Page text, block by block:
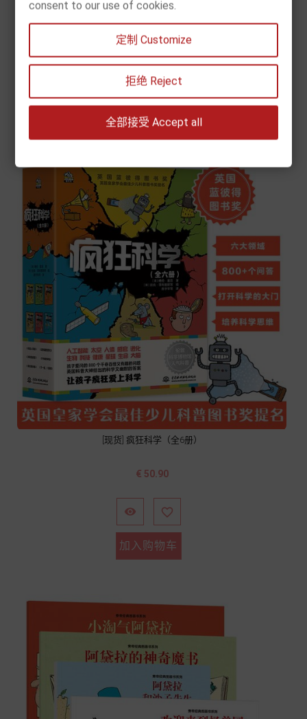
[现货] 德国好宝宝成长启蒙亲子书（全7册）
价
格
€ 63.50
 
[现货] 疯狂科学（全6册）
价
€ 50.90
 
加入购物车
consent to our use of cookies.
定制 Customize
拒绝 Reject
全部接受 Accept all